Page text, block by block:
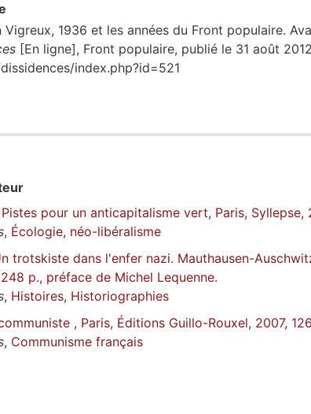
Vigreux, 1936 et les années du Front populaire.
[En ligne], Front populaire, publié le 31 août
index.php?id=521
pour un anticapitalisme vert, Paris, Syllepse,
, Écologie, néo-libéralisme
trotskiste dans l'enfer nazi. Mauthausen-
p., préface de Michel Lequenne.
, Histoires, Historiographies
, Paris, Éditions Guillo-Rouxel, 2007,
, Communisme français